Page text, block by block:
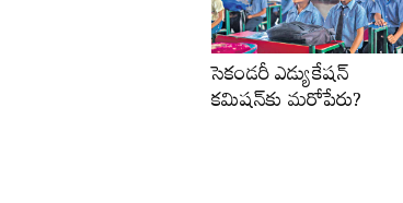
సెకండరీ ఎడ్యుకేషన్‌
కమిషన్‌కు మరోపేరు?